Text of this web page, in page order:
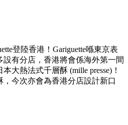
登陸香港！Gariguette喺東京表
有分店，香港將會係海外第一間
大熱法式千層酥 (mille presse)！
，今次亦會為香港分店設計新口